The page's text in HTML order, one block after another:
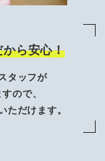
ら安心！
タッフが
ので、
だけます。